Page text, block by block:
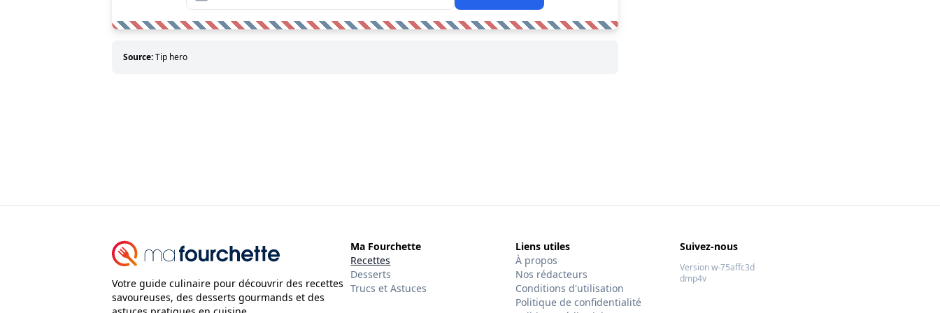
Source:Tip hero
Votre guide culinaire pour découvrir des recettes
savoureuses, des desserts gourmands et des
Ma Fourchette
Recettes
Desserts
Trucs et Astuces
Liens utiles
À propos
Nos rédacteurs
Conditions d'utilisation
Politique de confidentialité
Suivez-nous
Version w-75affc3d
dmp4v